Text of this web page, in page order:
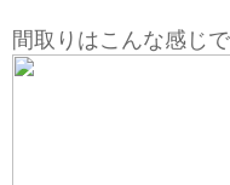
間取りはこんな感じ